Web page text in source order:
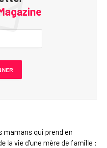
mamans qui prend en
la vie d’une mère de famille :